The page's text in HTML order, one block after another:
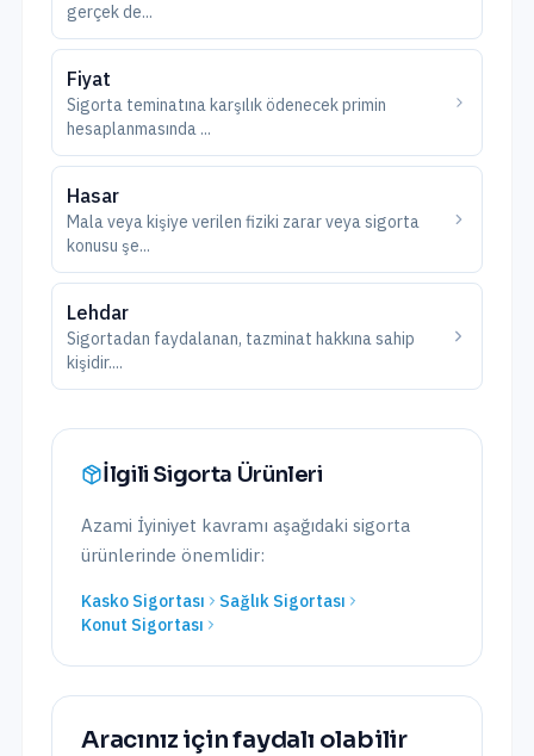
gerçek de...
Fiyat
Sigorta teminatına karşılık ödenecek primin
hesaplanmasında ...
Hasar
Mala veya kişiye verilen fiziki zarar veya sigorta
konusu şe...
Lehdar
Sigortadan faydalanan, tazminat hakkına sahip
kişidir....
İlgili Sigorta Ürünleri
Azami İyiniyet kavramı aşağıdaki sigorta
ürünlerinde önemlidir:
Kasko Sigortası
Sağlık Sigortası
Konut Sigortası
Aracınız için faydalı olabilir